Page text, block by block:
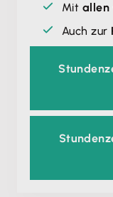
Mit allen
Auch zur